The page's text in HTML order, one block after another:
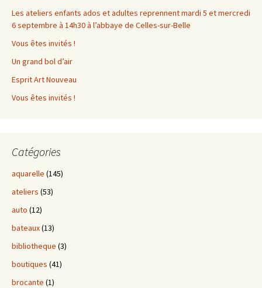
Les ateliers enfants ados et adultes reprennent mardi 5 et mercredi
6 septembre à 14h30 à l’abbaye de Celles-sur-Belle
Vous êtes invités !
Un grand bol d’air
Esprit Art Nouveau
Vous êtes invités !
Catégories
aquarelle (145)
ateliers (53)
auto (12)
bateaux(13)
bibliotheque (3)
boutiques (41)
brocante (1)